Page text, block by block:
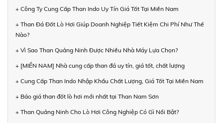
+ Công Ty Cung Cấp Than Indo Uy Tín Giá Tốt Tại Miền Nam
+ Than Đá Đốt Lò Hơi Giúp Doanh Nghiệp Tiết Kiệm Chi Phí Như Thế
Nào?
+ Vì Sao Than Quảng Ninh Được Nhiều Nhà Máy Lựa Chọn?
+ [MIỀN NAM] Nhà cung cấp than đá uy tín, giá tốt, chất lượng
+ Cung Cấp Than Indo Nhập Khẩu Chất Lượng, Giá Tốt Tại Miền Nam
+ Báo giá than đốt lò hơi mới nhất tại Than Nam Sơn
+ Than Quảng Ninh Cho Lò Hơi Công Nghiệp Có Gì Nổi Bật?